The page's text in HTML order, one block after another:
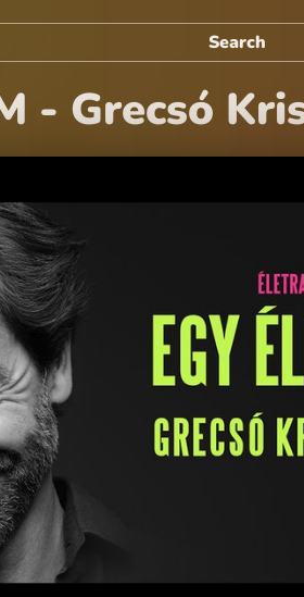
- Grecsó